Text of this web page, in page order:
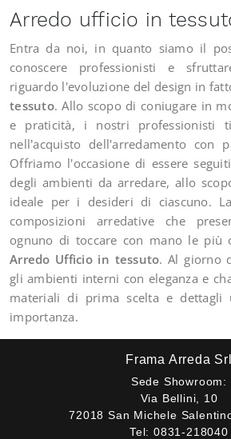
Arredo ufficio in
Entra da noi, in quanto siamo il
conoscere professionisti e
riguardo l'evoluzione del design in
tessuto. Allo scopo di coniugare in
e praticità, i nostri professionisti
nell’acquisto dell'arredamento con
Offriamo l'occasione di essere
degli ambienti da arredare, allo
ideale per i desideri di ciascuno.
composizioni arredative che
ognuno di toccare con mano le più
Arredo Ufficio in tessuto. Al giorno
gli ambienti interni con eleganza e
materiali di prima scelta e
importanza.
Frama Arreda Srl
Sede Showroom:
Via Bellini, 10
72018 San Michele
Tel: 0831-218040